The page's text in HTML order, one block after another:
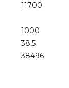
11700
1000
38,5
38496